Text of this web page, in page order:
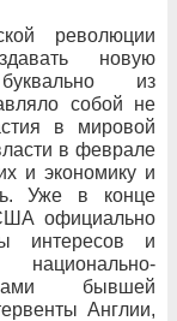
революции
новую
из
собой не
в мировой
в феврале
и экономику и
Уже в конце
официально
интересов и
бывшей
Англии,